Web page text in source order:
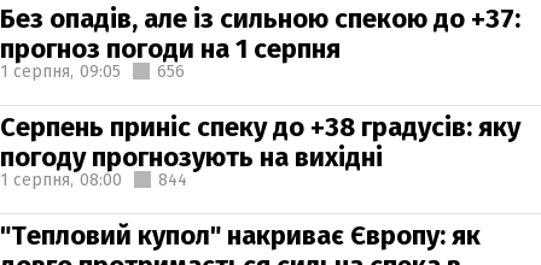
Без опадів, але із сильною спекою до +37:
прогноз погоди на 1 серпня
1 серпня, 09:05 656
Серпень приніс спеку до +38 градусів: яку
погоду прогнозують на вихідні
1 серпня, 08:00 844
"Тепловий купол" накриває Європу: як